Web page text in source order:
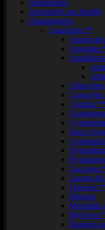
Amphibiens
Arachnidés par famille
Champignons
Agaricales.**
Coprins.**
Meunier